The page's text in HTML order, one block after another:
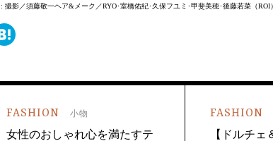
撮影／須藤敬一ヘア&メーク／RYO･室橋佑紀･久保フユミ･甲斐美穂･後藤若菜（ROI
FASHION 小物
女性のおしゃれ心を満たすテ
FASHION
【ドルチ